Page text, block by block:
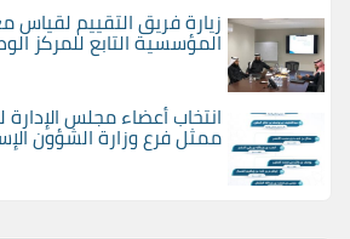
زيارة فريق التقييم لقياس
المؤسسية التابع للمركز
انتخاب أعضاء مجلس الإدارة
ممثل فرع وزارة الشؤون